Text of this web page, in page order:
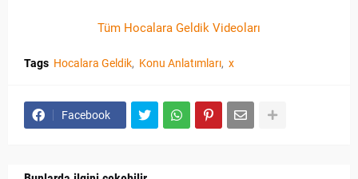
Tüm Hocalara Geldik Videoları
Tags Hocalara Geldik Konu Anlatımları x
Facebook